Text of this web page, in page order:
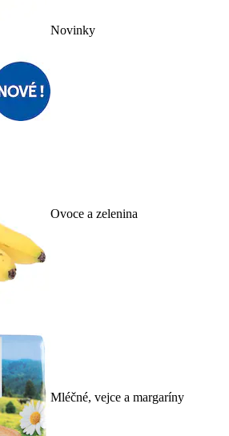
Novinky
Ovoce a zelenina
Mléčné, vejce a margaríny